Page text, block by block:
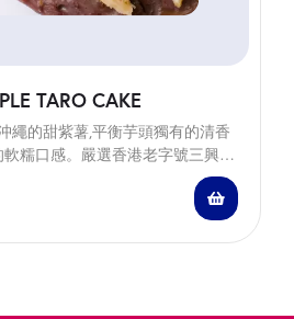
TARO CAKE
繩的甜紫薯,平衡芋頭獨有的清香
糯口感。嚴選香港老字號三興隆
及冬菇、泰國生曬蝦米,亦講究使
油、龍舌蘭糖漿及海鹽等以取代
然無負擔的清新口感。 Our taro
order in small batches by…